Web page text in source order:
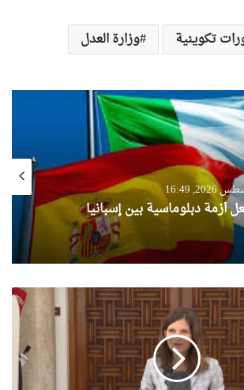
تكوينية وزارة العدل
أزمة دبلوماسية بين إسبانيا